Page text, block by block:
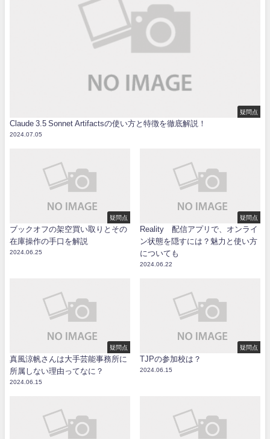
疑問点
Claude 3.5 Sonnet Artifactsの使い方と特徴を徹底解説！
2024.07.05
疑問点
ブックオフの架空買い取りとその
在庫操作の手口を解説
2024.06.25
疑問点
Reality 配信アプリで、オンライ
ン状態を隠すには？魅力と使い方
についても
2024.06.22
疑問点
真風涼帆さんは大手芸能事務所に
所属しない理由ってなに？
2024.06.15
疑問点
TJPの参加校は？
2024.06.15